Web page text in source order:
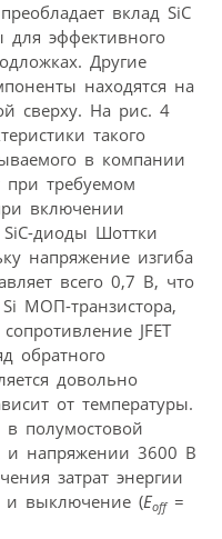
вклад SiC
для эффективного
Другие
находятся на
сверху. На рис. 4
такого
в компании
при требуемом
включении
диоды Шоттки
напряжение изгиба
всего 0,7 В, что
Si МОП-транзистора,
JFET
обратного
довольно
от температуры.
в полумостовой
и напряжении 3600 В
затрат энергии
выключение (Eoff=